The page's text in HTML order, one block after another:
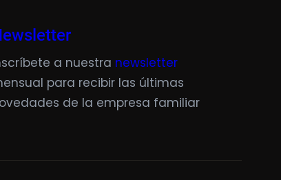
a nuestra newsletter
para recibir las últimas
de la empresa familiar